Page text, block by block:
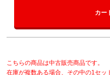
カー
こちらの商品は中古販売商品です。
在庫が複数ある場合、その中の1セ